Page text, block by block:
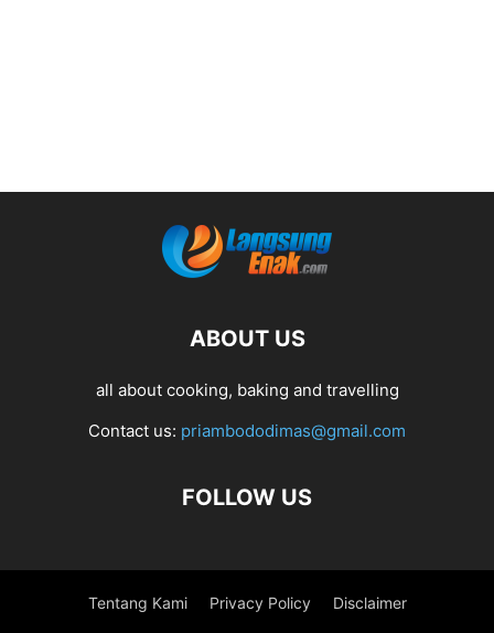
ABOUT US
all about cooking, baking and travelling
Contact us: priambododimas@gmail.com
FOLLOW US
Tentang Kami Privacy Policy Disclaimer